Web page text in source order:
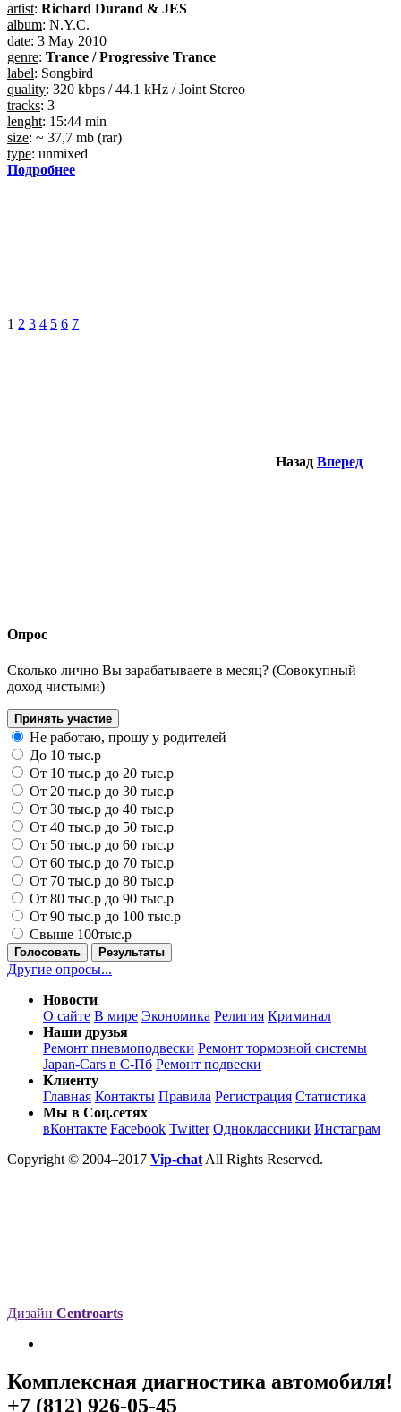
artist: Richard Durand & JES
album: N.Y.C.
date: 3 May 2010
genre: Trance / Progressive Trance
label: Songbird
quality: 320 kbps / 44.1 kHz / Joint Stereo
tracks: 3
lenght: 15:44 min
size: ~ 37,7 mb (rar)
type: unmixed
Подробнее
1 2 3 4 5 6 7
Назад Вперед
Опрос
Сколько лично Вы зарабатываете в месяц? (Совокупный
доход чистыми)
Принять участие
Не работаю, прошу у родителей
До 10 тыс.р
От 10 тыс.р до 20 тыс.р
От 20 тыс.р до 30 тыс.р
От 30 тыс.р до 40 тыс.р
От 40 тыс.р до 50 тыс.р
От 50 тыс.р до 60 тыс.р
От 60 тыс.р до 70 тыс.р
От 70 тыс.р до 80 тыс.р
От 80 тыс.р до 90 тыс.р
От 90 тыс.р до 100 тыс.р
Свыше 100тыс.р
Голосовать Результаты
Другие опросы...
Новости
О сайте В мире Экономика Религия Криминал
Наши друзья
Ремонт пневмоподвески Ремонт тормозной системы
Japan-Cars в С-Пб Ремонт подвески
Клиенту
Главная Контакты Правила Регистрация Статистика
Мы в Соц.сетях
вКонтакте Facebook Twitter Одноклассники Инстаграм
Copyright © 2004–2017 Vip-chat All Rights Reserved.
Дизайн Centroarts
Комплексная диагностика автомобиля!
+7 (812) 926-05-45